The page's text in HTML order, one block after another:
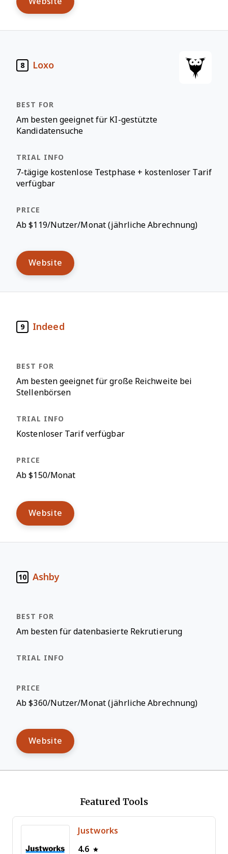
8 Loxo
Am besten geeignet für KI-gestützte
Kandidatensuche
7-tägige kostenlose Testphase + kostenloser Tarif
verfügbar
Ab $119/Nutzer/Monat (jährliche Abrechnung)
Website
9 Indeed
Am besten geeignet für große Reichweite bei
Stellenbörsen
Kostenloser Tarif verfügbar
Ab $150/Monat
Website
10 Ashby
Am besten für datenbasierte Rekrutierung
Ab $360/Nutzer/Monat (jährliche Abrechnung)
Website
Featured Tools
Justworks
4.6